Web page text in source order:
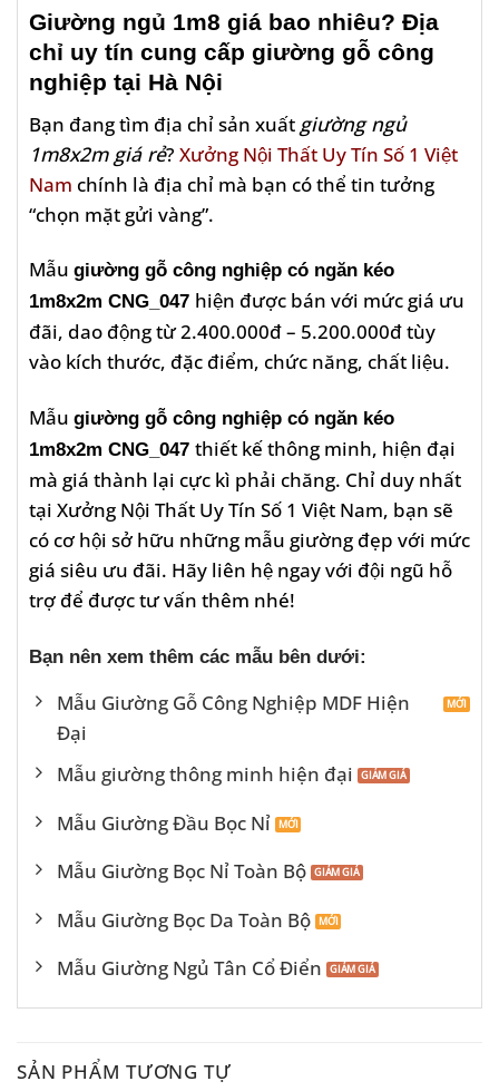
Giường ngủ 1m8 giá bao nhiêu? Địa
chỉ uy tín cung cấp giường gỗ công
nghiệp tại Hà Nội
Bạn đang tìm địa chỉ sản xuất giường ngủ
1m8x2m giá rẻ? Xưởng Nội Thất Uy Tín Số 1 Việt
Nam chính là địa chỉ mà bạn có thể tin tưởng
“chọn mặt gửi vàng”.
Mẫu giường gỗ công nghiệp có ngăn kéo
1m8x2m CNG_047 hiện được bán với mức giá ưu
đãi, dao động từ 2.400.000đ – 5.200.000đ tùy
vào kích thước, đặc điểm, chức năng, chất liệu.
Mẫu giường gỗ công nghiệp có ngăn kéo
1m8x2m CNG_047 thiết kế thông minh, hiện đại
mà giá thành lại cực kì phải chăng. Chỉ duy nhất
tại Xưởng Nội Thất Uy Tín Số 1 Việt Nam, bạn sẽ
có cơ hội sở hữu những mẫu giường đẹp với mức
giá siêu ưu đãi. Hãy liên hệ ngay với đội ngũ hỗ
trợ để được tư vấn thêm nhé!
Bạn nên xem thêm các mẫu bên dưới:
Mẫu Giường Gỗ Công Nghiệp MDF Hiện
Đại
Mẫu giường thông minh hiện đại
Mẫu Giường Đầu Bọc Nỉ
Mẫu Giường Bọc Nỉ Toàn Bộ
Mẫu Giường Bọc Da Toàn Bộ
Mẫu Giường Ngủ Tân Cổ Điển
SẢN PHẨM TƯƠNG TỰ